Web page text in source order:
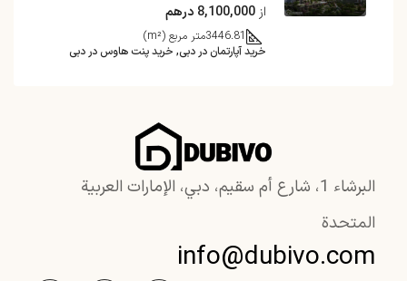
از 8,100,000 درهم
3446.81متر مربع (m²)
خرید آپارتمان در دبی, خرید پنت هاوس در دبی
البرشاء 1، شارع أم سقيم، دبي، الإمارات العربية
المتحدة
info@dubivo.com